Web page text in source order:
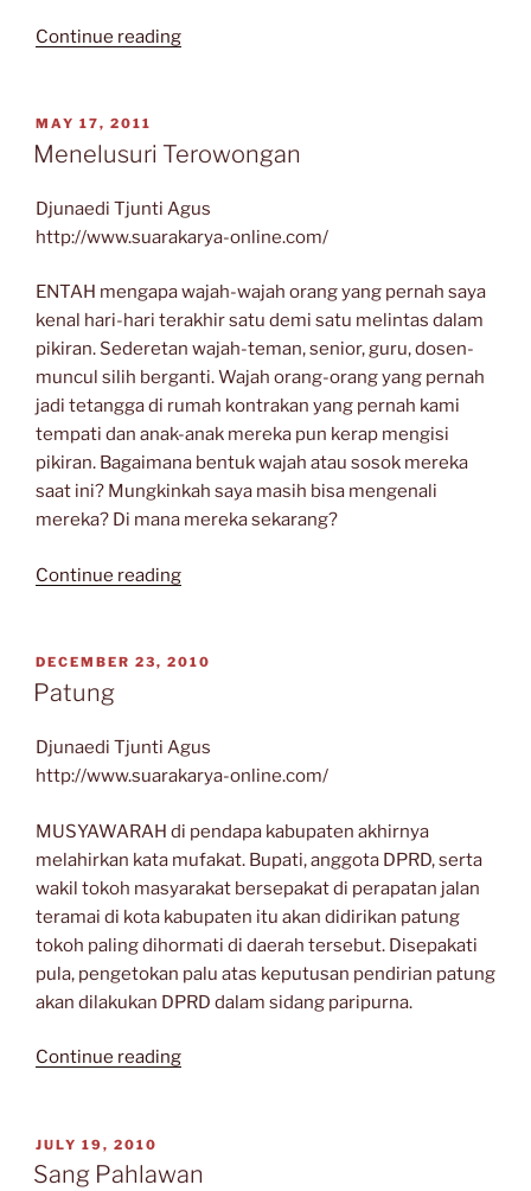
Continue reading“Pak
POSTED
ON
MAY 17, 2011
Menelusuri Terowongan
Djunaedi Tjunti Agus
http://www.suarakarya-online.com/
ENTAH mengapa wajah-wajah orang yang pernah saya
kenal hari-hari terakhir satu demi satu melintas dalam
pikiran. Sederetan wajah-teman, senior, guru, dosen-
muncul silih berganti. Wajah orang-orang yang pernah
jadi tetangga di rumah kontrakan yang pernah kami
tempati dan anak-anak mereka pun kerap mengisi
pikiran. Bagaimana bentuk wajah atau sosok mereka
saat ini? Mungkinkah saya masih bisa mengenali
mereka? Di mana mereka sekarang?
Continue reading“Menelusuri
POSTED
ON
DECEMBER 23, 2010
Patung
Djunaedi Tjunti Agus
http://www.suarakarya-online.com/
MUSYAWARAH di pendapa kabupaten akhirnya
melahirkan kata mufakat. Bupati, anggota DPRD, serta
wakil tokoh masyarakat bersepakat di perapatan jalan
teramai di kota kabupaten itu akan didirikan patung
tokoh paling dihormati di daerah tersebut. Disepakati
pula, pengetokan palu atas keputusan pendirian patung
akan dilakukan DPRD dalam sidang paripurna.
Continue reading“Patung”
POSTED
ON
JULY 19, 2010
Sang Pahlawan